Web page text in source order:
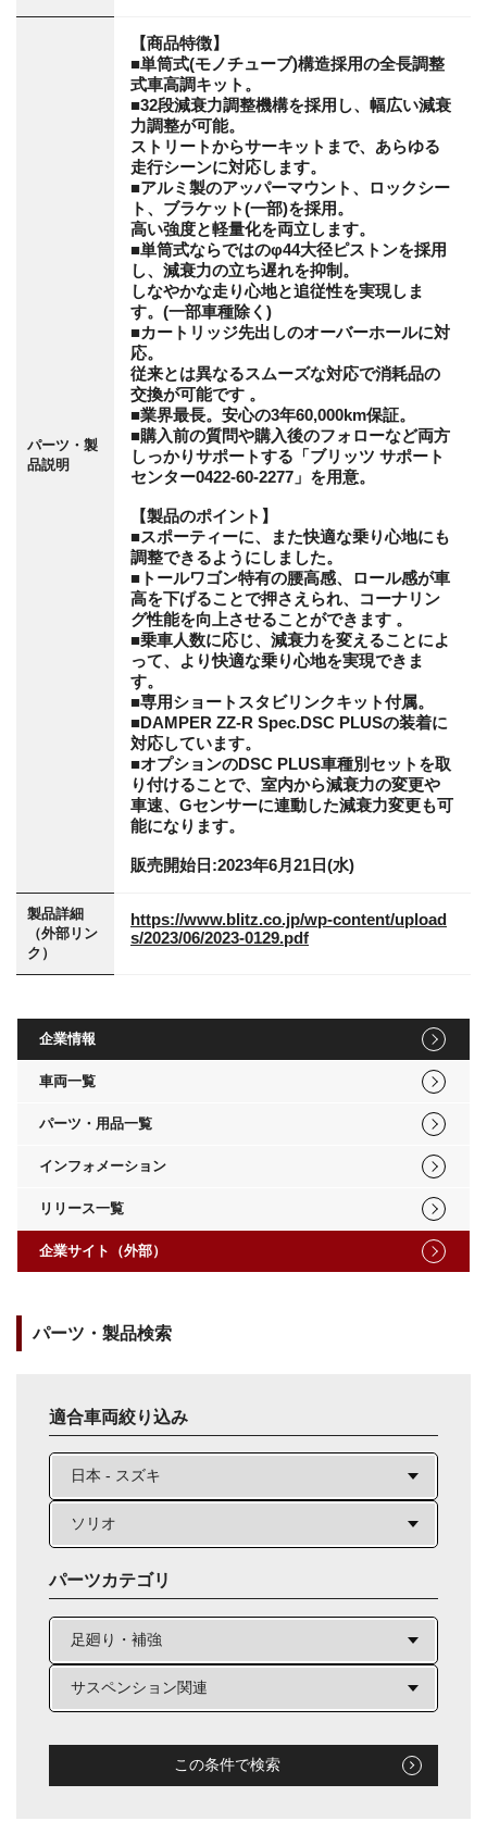
パーツ・製
品説明
【商品特徴】
■単筒式(モノチューブ)構造採用の全長調整
式車高調キット。
■32段減衰力調整機構を採用し、幅広い減衰
力調整が可能。
ストリートからサーキットまで、あらゆる
走行シーンに対応します。
■アルミ製のアッパーマウント、ロックシー
ト、ブラケット(一部)を採用。
高い強度と軽量化を両立します。
■単筒式ならではのφ44大径ピストンを採用
し、減衰力の立ち遅れを抑制。
しなやかな走り心地と追従性を実現しま
す。(一部車種除く)
■カートリッジ先出しのオーバーホールに対
応。
従来とは異なるスムーズな対応で消耗品の
交換が可能です 。
■業界最長。安心の3年60,000km保証。
■購入前の質問や購入後のフォローなど両方
しっかりサポートする「ブリッツ サポート
センター0422-60-2277」を用意。
【製品のポイント】
■スポーティーに、また快適な乗り心地にも
調整できるようにしました。
■トールワゴン特有の腰高感、ロール感が車
高を下げることで押さえられ、コーナリン
グ性能を向上させることができます 。
■乗車人数に応じ、減衰力を変えることによ
って、より快適な乗り心地を実現できま
す。
■専用ショートスタビリンクキット付属。
■DAMPER ZZ-R Spec.DSC PLUSの装着に
対応しています。
■オプションのDSC PLUS車種別セットを取
り付けることで、室内から減衰力の変更や
車速、Gセンサーに連動した減衰力変更も可
能になります。
販売開始日:2023年6月21日(水)
製品詳細
（外部リン
ク）
https://www.blitz.co.jp/wp-content/upload
s/2023/06/2023-0129.pdf
企業情報
車両一覧
パーツ・用品一覧
インフォメーション
リリース一覧
企業サイト（外部）
パーツ・製品検索
適合車両絞り込み
パーツカテゴリ
この条件で検索